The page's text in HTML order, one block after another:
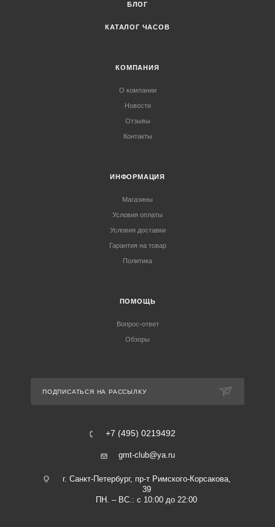
БЛОГ
КАТАЛОГ ЧАСОВ
КОМПАНИЯ
О компании
Новости
Отзывы
Контакты
ИНФОРМАЦИЯ
Магазины
Условия оплаты
Условия доставки
Гарантия на товар
Политика
ПОМОЩЬ
Вопрос-ответ
Обзоры
ПОДПИСАТЬСЯ НА РАССЫЛКУ
+7 (495) 0219492
gmt-club@ya.ru
г. Санкт-Петербург, пр-т Римского-Корсакова,
39
ПН. – ВС.: с 10:00 до 22:00